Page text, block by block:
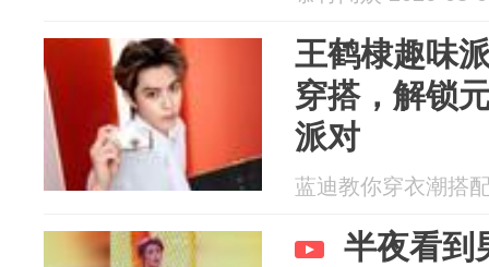
王鹤棣趣味
穿搭，解锁
派对
蓝迪教你穿衣潮搭
半夜看到